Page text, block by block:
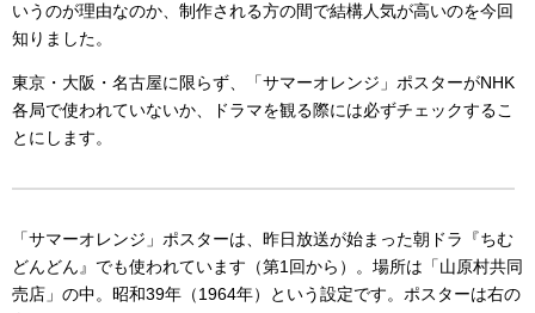
いうのが理由なのか、制作される方の間で結構人気が高いのを今回
知りました。
東京・大阪・名古屋に限らず、「サマーオレンジ」ポスターがNHK
各局で使われていないか、ドラマを観る際には必ずチェックするこ
とにします。
「サマーオレンジ」ポスターは、昨日放送が始まった朝ドラ『ちむ
どんどん』でも使われています（第1回から）。場所は「山原村共同
売店」の中。昭和39年（1964年）という設定です。ポスターは右の